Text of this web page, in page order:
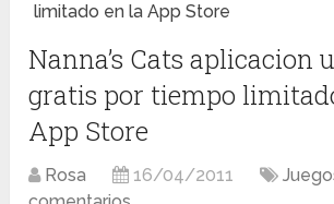
limitado en la App Store
Nanna’s Cats aplicacion
gratis por tiempo
App Store
Rosa 16/04/2011